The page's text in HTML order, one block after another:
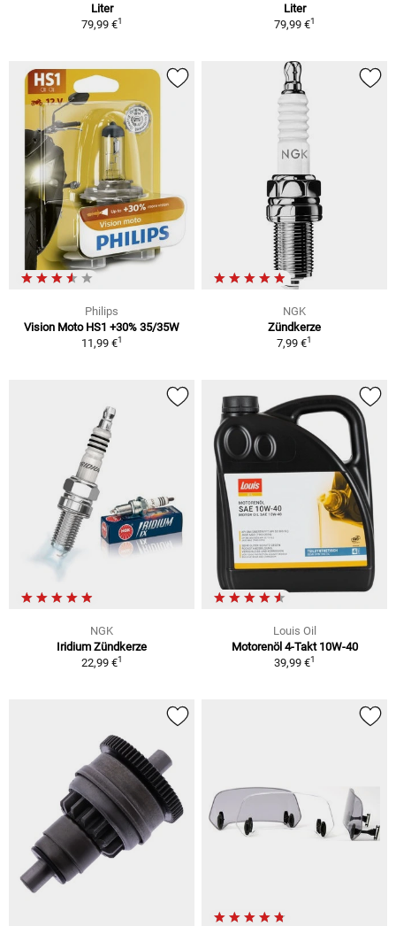
Liter
79,99 €1
Liter
79,99 €1
Philips
Vision Moto HS1 +30% 35/35W
11,99 €1
NGK
Zündkerze
7,99 €1
NGK
Iridium Zündkerze
22,99 €1
Louis Oil
Motorenöl 4-Takt 10W-40
39,99 €1